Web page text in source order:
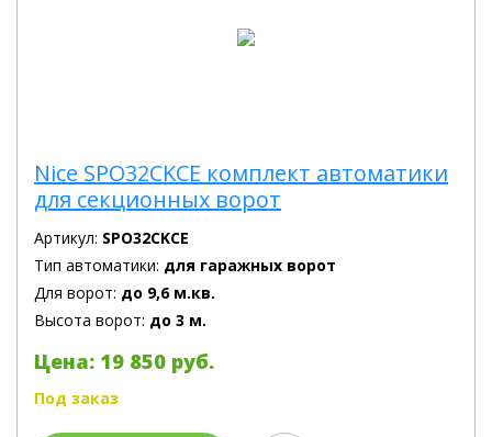
Nice SPO32CKCE комплект автоматики
для секционных ворот
Артикул: SPO32CKCE
Тип автоматики: для гаражных ворот
Для ворот: до 9,6 м.кв.
Высота ворот: до 3 м.
Цена: 19 850 руб.
Под заказ